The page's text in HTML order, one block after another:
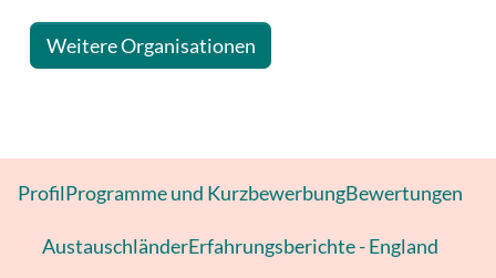
Weitere Organisationen
ProfilProgramme und KurzbewerbungBewertungen
AustauschländerErfahrungsberichte - England